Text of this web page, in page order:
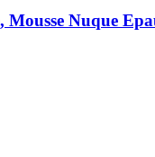
Nuque